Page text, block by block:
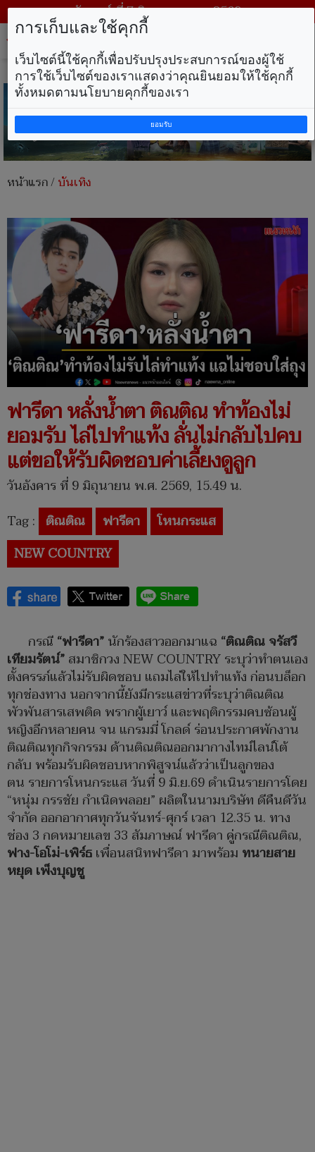
วันศุกร์ ที่ 7 สิงหาคม พ.ศ. 2569
หน้าแรก/บันเทิง
ฟารีดา หลั่งน้ำตา ติณติณ ทำท้องไม่
ยอมรับ ไล่ไปทำแท้ง ลั่นไม่กลับไปคบ
แต่ขอให้รับผิดชอบค่าเลี้ยงดูลูก
วันอังคาร ที่ 9 มิถุนายน พ.ศ. 2569, 15.49 น.
Tag : ติณติณ ฟารีดา
โหนกระแส
NEW COUNTRY
กรณี“ฟารีดา”นักร้องสาวออกมาแฉ “ติณติณ จรัสวี
เทียมรัตน์”สมาชิกวง NEW COUNTRY ระบุว่าทำตนเอง
ตั้งครรภ์แล้วไม่รับผิดชอบ แถมไล่ให้ไปทำแท้ง ก่อนบล็อก
ทุกช่องทาง นอกจากนี้ยังมีกระแสข่าวที่ระบุว่าติณติณ
พัวพันสารเสพติด พรากผู้เยาว์ และพฤติกรรมคบซ้อนผู้
หญิงอีกหลายคน จน แกรมมี่ โกลด์ ร่อนประกาศพักงาน
ติณติณทุกกิจกรรม ด้านติณติณออกมากางไทม์ไลน์โต้
กลับ พร้อมรับผิดชอบหากพิสูจน์แล้วว่าเป็นลูกของ
ตน รายการโหนกระแส วันที่ 9 มิ.ย.69 ดำเนินรายการโดย
“หนุ่ม กรรชัย กำเนิดพลอย” ผลิตในนามบริษัท ดีคืนดีวัน
จำกัด ออกอากาศทุกวันจันทร์-ศุกร์ เวลา 12.35 น. ทาง
ช่อง 3 กดหมายเลข 33 สัมภาษณ์ ฟารีดา คู่กรณีติณติณ,
ฟาง-โอโม่-เพิร์ธเพื่อนสนิทฟารีดา มาพร้อม ทนายสาย
หยุด เพ็งบุญชู
การเก็บและใช้คุกกี้
เว็บไซต์นี้ใช้คุกกี้เพื่อปรับปรุงประสบการณ์ของผู้ใช้
การใช้เว็บไซต์ของเราแสดงว่าคุณยินยอมให้ใช้คุกกี้
ทั้งหมดตามนโยบายคุกกี้ของเรา
ยอมรับ